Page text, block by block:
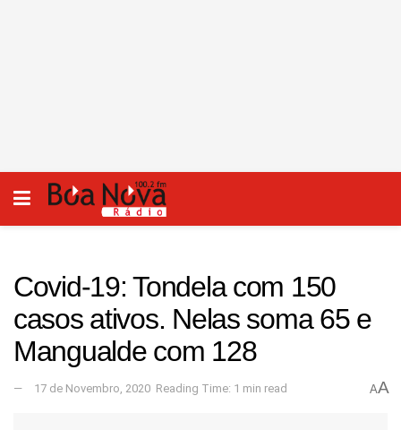
Covid-19: Tondela com 150
casos ativos. Nelas soma 65 e
Mangualde com 128
17 de Novembro, 2020 Reading Time: 1 min read AA